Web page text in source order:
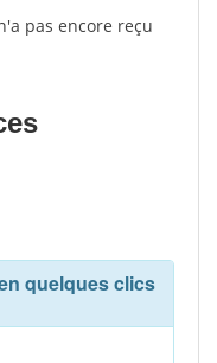
pas encore reçu